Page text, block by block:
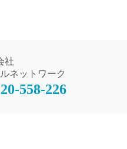
社
ネットワーク
558-226